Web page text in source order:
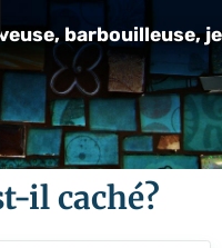
barbouilleuse,
il caché?